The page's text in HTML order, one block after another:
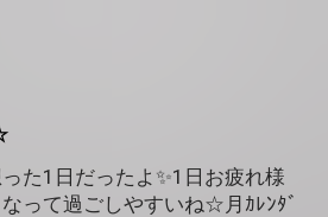
た1日だったよ✨1日お疲れ様
って過ごしやすいね☆月ｶﾚﾝﾀﾞ